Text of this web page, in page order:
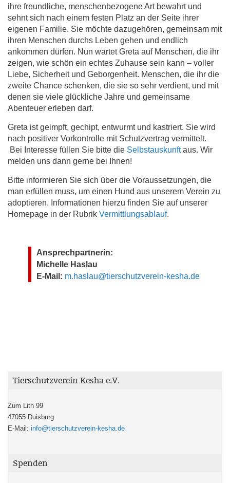
ihre freundliche, menschenbezogene Art bewahrt und
sehnt sich nach einem festen Platz an der Seite ihrer
eigenen Familie. Sie möchte dazugehören, gemeinsam mit
ihren Menschen durchs Leben gehen und endlich
ankommen dürfen. Nun wartet Greta auf Menschen, die ihr
zeigen, wie schön ein echtes Zuhause sein kann – voller
Liebe, Sicherheit und Geborgenheit. Menschen, die ihr die
zweite Chance schenken, die sie so sehr verdient, und mit
denen sie viele glückliche Jahre und gemeinsame
Abenteuer erleben darf.
Greta ist geimpft, gechipt, entwurmt und kastriert. Sie wird
nach positiver Vorkontrolle mit Schutzvertrag vermittelt.
Bei Interesse füllen Sie bitte die Selbstauskunftaus. Wir
melden uns dann gerne bei Ihnen!
Bitte informieren Sie sich über die Voraussetzungen, die
man erfüllen muss, um einen Hund aus unserem Verein zu
adoptieren. Informationen hierzu finden Sie auf unserer
Homepage in der Rubrik Vermittlungsablauf.
Ansprechpartnerin:
Michelle Haslau
E-Mail: m.haslau@tierschutzverein-kesha.de
Tierschutzverein Kesha e.V.
Zum Lith 99
47055 Duisburg
E-Mail: info@tierschutzverein-kesha.de
Spenden